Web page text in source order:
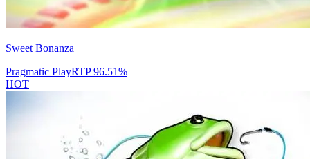
Sweet Bonanza
Pragmatic PlayRTP96.51%
HOT